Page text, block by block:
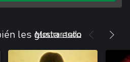
les gusta esto
Mostrar todo